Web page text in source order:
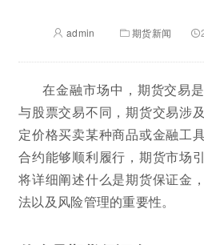
admin 期货新闻
在金融市场中，期货交易
与股票交易不同，期货交易涉
定价格买卖某种商品或金融工
合约能够顺利履行，期货市场
将详细阐述什么是期货保证金
法以及风险管理的重要性。